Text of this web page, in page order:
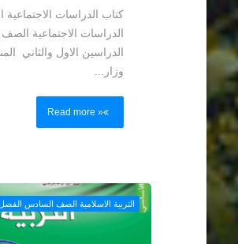
كتاب الدراسات
الدراسات الاجتماعية
الدراسين الاول والثاني
وزار...
Read more »
التربية الاسلامية الصف السادس الفصل